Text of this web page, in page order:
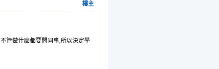
樓主
管做什麼都要問同事,所以決定學